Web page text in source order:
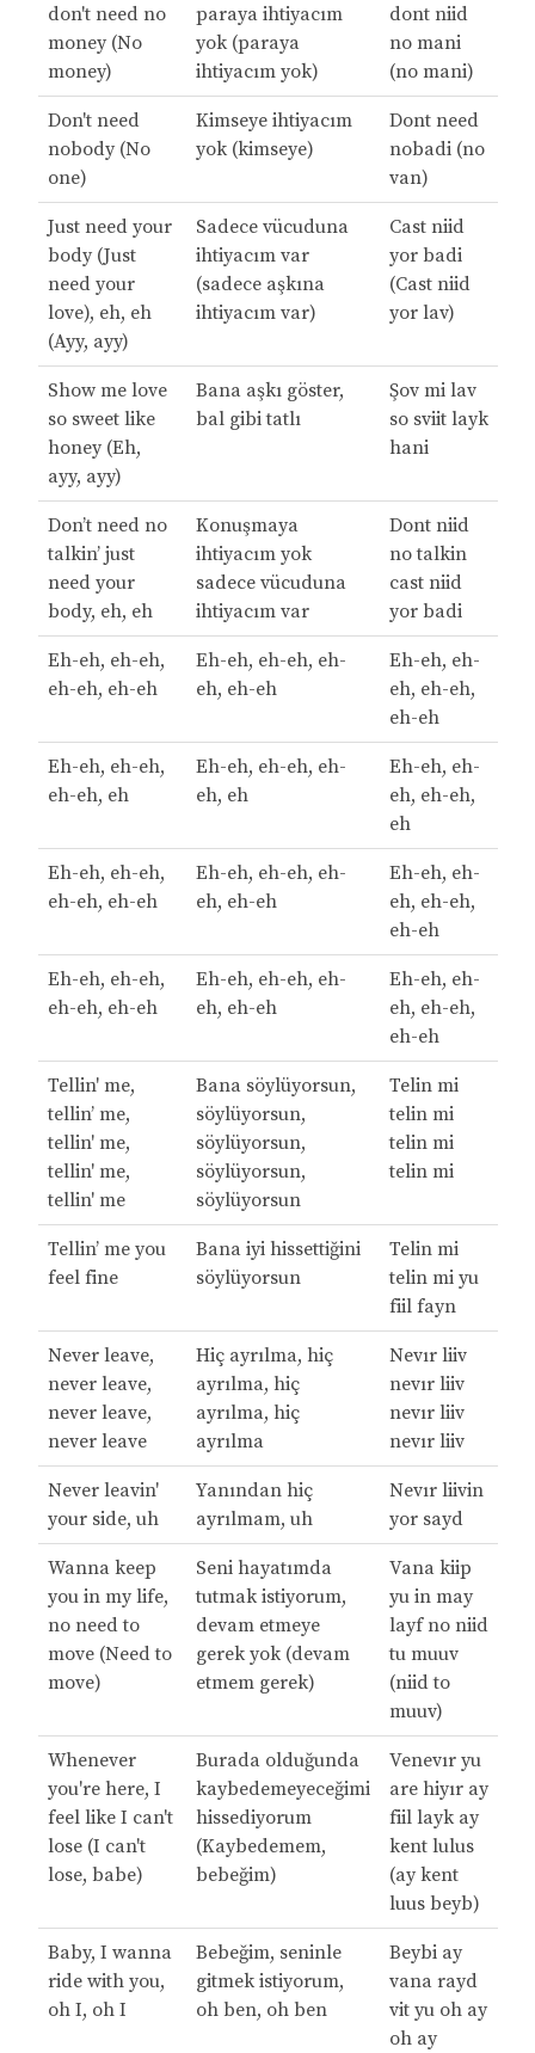
don't need no
money (No
money)
paraya ihtiyacım
yok (paraya
ihtiyacım yok)
dont niid
no mani
(no mani)
Don't need
nobody (No
one)
Kimseye ihtiyacım
yok (kimseye)
Dont need
nobadi (no
van)
Just need your
body (Just
need your
love), eh, eh
(Ayy, ayy)
Sadece vücuduna
ihtiyacım var
(sadece aşkına
ihtiyacım var)
Cast niid
yor badi
(Cast niid
yor lav)
Show me love
so sweet like
honey (Eh,
ayy, ayy)
Bana aşkı göster,
bal gibi tatlı
Şov mi lav
so sviit layk
hani
Don’t need no
talkin’ just
need your
body, eh, eh
Konuşmaya
ihtiyacım yok
sadece vücuduna
ihtiyacım var
Dont niid
no talkin
cast niid
yor badi
Eh-eh, eh-eh,
eh-eh, eh-eh
Eh-eh, eh-eh, eh-
eh, eh-eh
Eh-eh, eh-
eh, eh-eh,
eh-eh
Eh-eh, eh-eh,
eh-eh, eh
Eh-eh, eh-eh, eh-
eh, eh
Eh-eh, eh-
eh, eh-eh,
eh
Eh-eh, eh-eh,
eh-eh, eh-eh
Eh-eh, eh-eh, eh-
eh, eh-eh
Eh-eh, eh-
eh, eh-eh,
eh-eh
Eh-eh, eh-eh,
eh-eh, eh-eh
Eh-eh, eh-eh, eh-
eh, eh-eh
Eh-eh, eh-
eh, eh-eh,
eh-eh
Tellin' me,
tellin’ me,
tellin' me,
tellin' me,
tellin' me
Bana söylüyorsun,
söylüyorsun,
söylüyorsun,
söylüyorsun,
söylüyorsun
Telin mi
telin mi
telin mi
telin mi
Tellin’ me you
feel fine
Bana iyi hissettiğini
söylüyorsun
Telin mi
telin mi yu
fiil fayn
Never leave,
never leave,
never leave,
never leave
Hiç ayrılma, hiç
ayrılma, hiç
ayrılma, hiç
ayrılma
Nevır liiv
nevır liiv
nevır liiv
nevır liiv
Never leavin'
your side, uh
Yanından hiç
ayrılmam, uh
Nevır liivin
yor sayd
Wanna keep
you in my life,
no need to
move (Need to
move)
Seni hayatımda
tutmak istiyorum,
devam etmeye
gerek yok (devam
etmem gerek)
Vana kiip
yu in may
layf no niid
tu muuv
(niid to
muuv)
Whenever
you're here, I
feel like I can't
lose (I can't
lose, babe)
Burada olduğunda
kaybedemeyeceğimi
hissediyorum
(Kaybedemem,
bebeğim)
Venevır yu
are hiyır ay
fiil layk ay
kent lulus
(ay kent
luus beyb)
Baby, I wanna
ride with you,
oh I, oh I
Bebeğim, seninle
gitmek istiyorum,
oh ben, oh ben
Beybi ay
vana rayd
vit yu oh ay
oh ay